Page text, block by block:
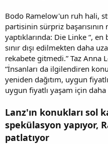
Bodo Ramelow'un ruh hali,
partisinin sürpriz
yaptıklarında: Die Linke “, en
sınır dışı edilmekten daha
rekabete gitmedi.” Taz Anna
“İnsanları da ilgilendiren
yeniden dağıtım, uygun
uygun fiyatlı yaşam için daha
Lanz'ın konukları sol
spekülasyon yapıyor,
patlatıyor